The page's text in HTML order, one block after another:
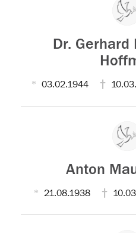
Dr. Gerhard
03.02.1944
Anton
21.08.1938